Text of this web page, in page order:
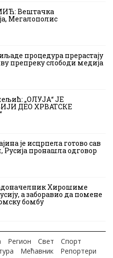
Вештачка
Мегалополис
процедура прерастају
препреку слободи медија
„ОЛУЈА“ ЈЕ
ДЕО ХРВАТСКЕ
је исцрпела готово сав
Русија пронашла одговор
Хирошиме
а заборавио да помене
бомбу
Регион Свет
Спорт
Мећавник Репортери